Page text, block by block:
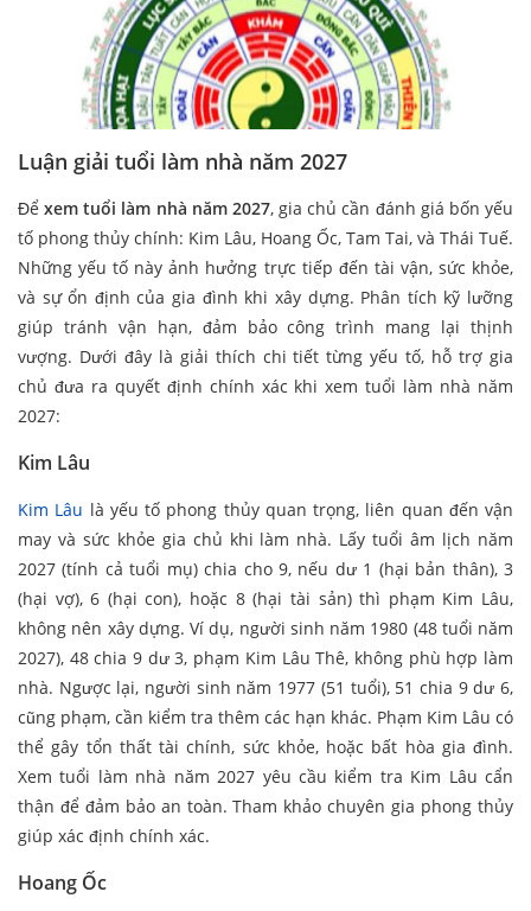
Luận giải tuổi làm nhà năm 2027
Đểxem tuổi làm nhà năm 2027, gia chủ cần đánh giá bốn yếu
tố phong thủy chính: Kim Lâu, Hoang Ốc, Tam Tai, và Thái Tuế.
Những yếu tố này ảnh hưởng trực tiếp đến tài vận, sức khỏe,
và sự ổn định của gia đình khi xây dựng. Phân tích kỹ lưỡng
giúp tránh vận hạn, đảm bảo công trình mang lại thịnh
vượng. Dưới đây là giải thích chi tiết từng yếu tố, hỗ trợ gia
chủ đưa ra quyết định chính xác khi xem tuổi làm nhà năm
2027:
Kim Lâu
Kim Lâu là yếu tố phong thủy quan trọng, liên quan đến vận
may và sức khỏe gia chủ khi làm nhà. Lấy tuổi âm lịch năm
2027 (tính cả tuổi mụ) chia cho 9, nếu dư 1 (hại bản thân), 3
(hại vợ), 6 (hại con), hoặc 8 (hại tài sản) thì phạm Kim Lâu,
không nên xây dựng. Ví dụ, người sinh năm 1980 (48 tuổi năm
2027), 48 chia 9 dư 3, phạm Kim Lâu Thê, không phù hợp làm
nhà. Ngược lại, người sinh năm 1977 (51 tuổi), 51 chia 9 dư 6,
cũng phạm, cần kiểm tra thêm các hạn khác. Phạm Kim Lâu có
thể gây tổn thất tài chính, sức khỏe, hoặc bất hòa gia đình.
Xem tuổi làm nhà năm 2027 yêu cầu kiểm tra Kim Lâu cẩn
thận để đảm bảo an toàn. Tham khảo chuyên gia phong thủy
giúp xác định chính xác.
Hoang Ốc